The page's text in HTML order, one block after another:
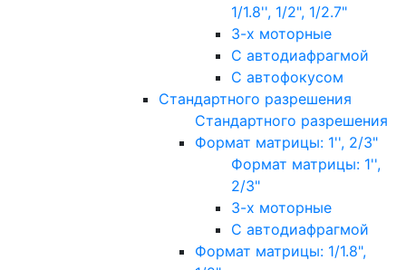
1/1.8'', 1/2", 1/2.7"
3-х моторные
С автодиафрагмой
С автофокусом
Стандартного разрешения
Стандартного разрешения
Формат матрицы: 1'', 2/3"
Формат матрицы: 1'',
2/3"
3-х моторные
С автодиафрагмой
Формат матрицы: 1/1.8",